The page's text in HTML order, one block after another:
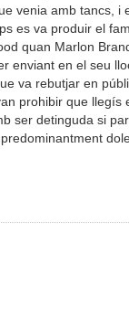
venia amb tancs, i
es va produir el
quan Marlon
enviant en el seu
va rebutjar en
prohibir que llegís
ser detinguda si